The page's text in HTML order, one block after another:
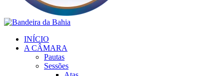
INÍCIO
A CÂMARA
Pautas
Sessões